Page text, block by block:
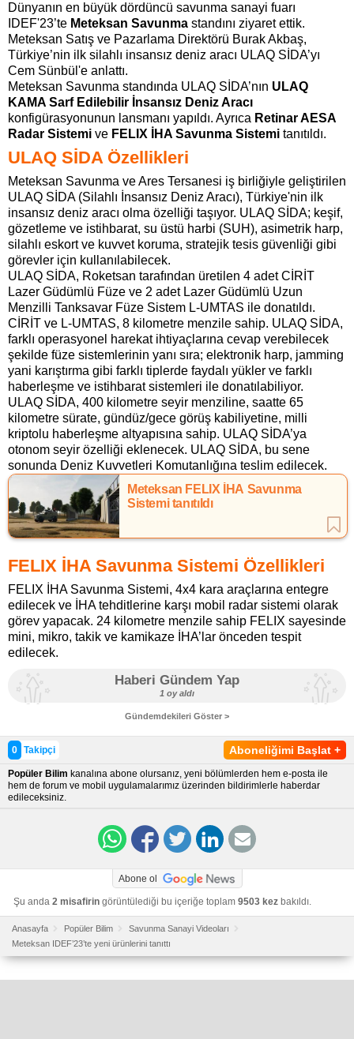
Dünyanın en büyük dördüncü savunma sanayi fuarı
IDEF'23’te Meteksan Savunma standını ziyaret ettik.
Meteksan Satış ve Pazarlama Direktörü Burak Akbaş,
Türkiye’nin ilk silahlı insansız deniz aracı ULAQ SİDA’yı
Cem Sünbül'e anlattı.
Meteksan Savunma standında ULAQ SİDA’nın ULAQ
KAMA Sarf Edilebilir İnsansız Deniz Aracı
konfigürasyonunun lansmanı yapıldı. Ayrıca Retinar AESA
Radar Sistemi ve FELIX İHA Savunma Sistemi tanıtıldı.
ULAQ SİDA Özellikleri
Meteksan Savunma ve Ares Tersanesi iş birliğiyle geliştirilen
ULAQ SİDA (Silahlı İnsansız Deniz Aracı), Türkiye'nin ilk
insansız deniz aracı olma özelliği taşıyor. ULAQ SİDA; keşif,
gözetleme ve istihbarat, su üstü harbi (SUH), asimetrik harp,
silahlı eskort ve kuvvet koruma, stratejik tesis güvenliği gibi
görevler için kullanılabilecek.
ULAQ SİDA, Roketsan tarafından üretilen 4 adet CİRİT
Lazer Güdümlü Füze ve 2 adet Lazer Güdümlü Uzun
Menzilli Tanksavar Füze Sistem L-UMTAS ile donatıldı.
CİRİT ve L-UMTAS, 8 kilometre menzile sahip. ULAQ SİDA,
farklı operasyonel harekat ihtiyaçlarına cevap verebilecek
şekilde füze sistemlerinin yanı sıra; elektronik harp, jamming
yani karıştırma gibi farklı tiplerde faydalı yükler ve farklı
haberleşme ve istihbarat sistemleri ile donatılabiliyor.
ULAQ SİDA, 400 kilometre seyir menziline, saatte 65
kilometre sürate, gündüz/gece görüş kabiliyetine, milli
kriptolu haberleşme altyapısına sahip. ULAQ SİDA’ya
otonom seyir özelliği eklenecek. ULAQ SİDA, bu sene
sonunda Deniz Kuvvetleri Komutanlığına teslim edilecek.
Meteksan FELIX İHA Savunma
Sistemi tanıtıldı
FELIX İHA Savunma Sistemi Özellikleri
FELIX İHA Savunma Sistemi, 4x4 kara araçlarına entegre
edilecek ve İHA tehditlerine karşı mobil radar sistemi olarak
görev yapacak. 24 kilometre menzile sahip FELIX sayesinde
mini, mikro, takik ve kamikaze İHA’lar önceden tespit
edilecek.
Haberi Gündem Yap
1 oy aldı
Gündemdekileri Göster >
Aboneliğimi Başlat +
0 Takipçi
Popüler Bilim kanalına abone olursanız, yeni bölümlerden hem e-posta ile
hem de forum ve mobil uygulamalarımız üzerinden bildirimlerle haberdar
edileceksiniz.
Abone ol
Şu anda 2 misafirin görüntülediği bu içeriğe toplam 9503 kez bakıldı.
Anasayfa Popüler Bilim
Savunma Sanayi Videoları
Meteksan IDEF’23’te yeni ürünlerini tanıttı